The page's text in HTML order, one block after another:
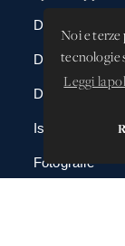
Noi e terze
tecnologie
Leggi la
DBAnima
DBContest
DBDrive
Iscrizioni
Fotografie